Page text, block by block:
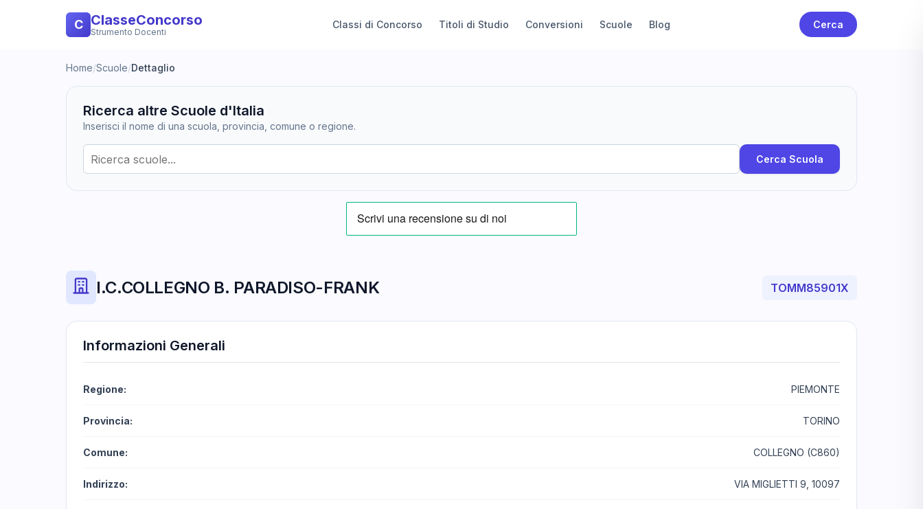
C ClasseConcorso
Strumento Docenti
Classi di Concorso Titoli di Studio Conversioni Scuole Blog Cerca
Home/Scuole/Dettaglio
Ricerca altre Scuole d'Italia
Inserisci il nome di una scuola, provincia, comune o regione.
Cerca Scuola
I.C.COLLEGNO B. PARADISO-FRANK TOMM85901X
Informazioni Generali
Regione: PIEMONTE
Provincia: TORINO
Comune: COLLEGNO (C860)
Indirizzo: VIA MIGLIETTI 9, 10097